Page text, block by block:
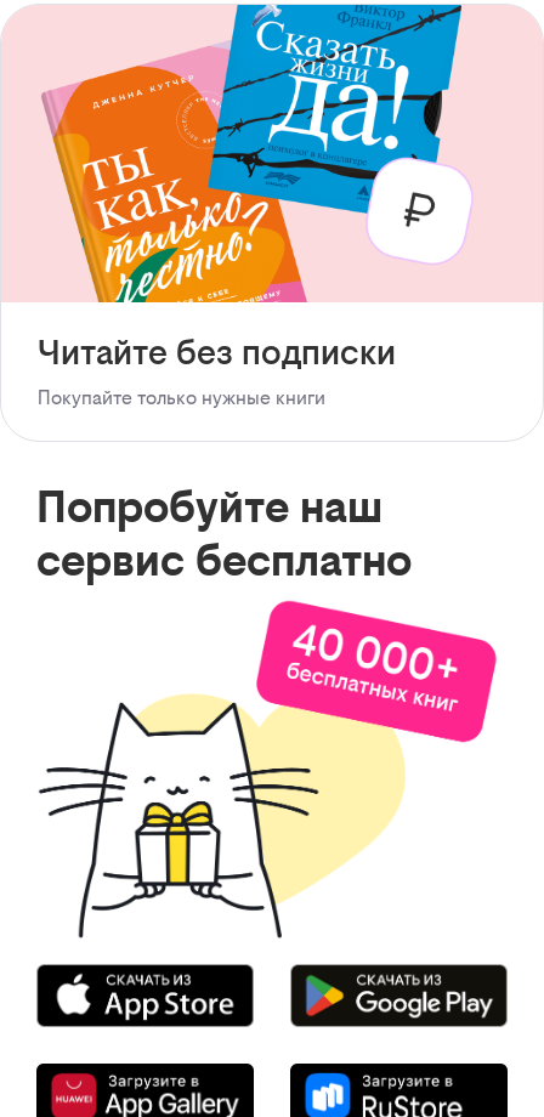
Читайте без подписки
Покупайте только нужные книги
Попробуйте наш
сервис бесплатно